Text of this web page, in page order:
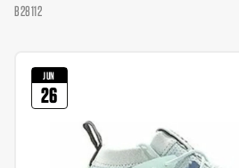
B28112
JUN
26